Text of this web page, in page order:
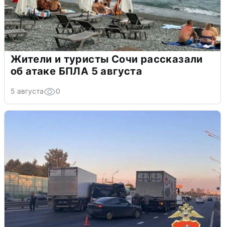
Жители и туристы Сочи рассказали
об атаке БПЛА 5 августа
5 августа 0